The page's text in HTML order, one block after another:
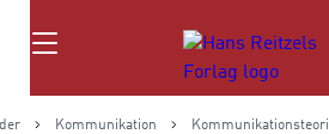
Søg
Kommunikation Kommunikationsteori